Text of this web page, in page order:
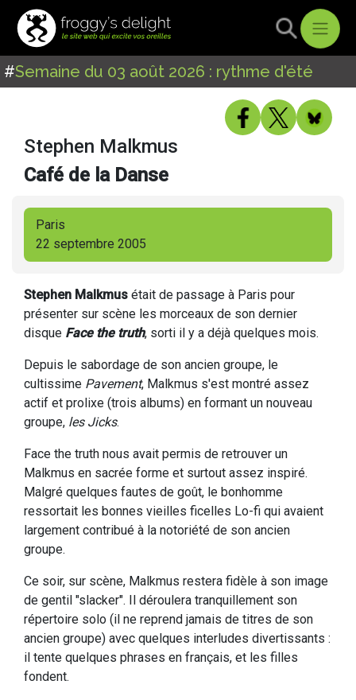
#Semaine du 03 août 2026 : rythme d'été
Stephen Malkmus
Café de la Danse
Paris
22 septembre 2005
Stephen Malkmus était de passage à Paris pour
présenter sur scène les morceaux de son dernier
disque Face the truth, sorti il y a déjà quelques mois.
Depuis le sabordage de son ancien groupe, le
cultissime Pavement, Malkmus s'est montré assez
actif et prolixe (trois albums) en formant un nouveau
groupe, les Jicks.
Face the truth nous avait permis de retrouver un
Malkmus en sacrée forme et surtout assez inspiré.
Malgré quelques fautes de goût, le bonhomme
ressortait les bonnes vieilles ficelles Lo-fi qui avaient
largement contribué à la notoriété de son ancien
groupe.
Ce soir, sur scène, Malkmus restera fidèle à son image
de gentil "slacker". Il déroulera tranquillement son
répertoire solo (il ne reprend jamais de titres de son
ancien groupe) avec quelques interludes divertissants :
il tente quelques phrases en français, et les filles
fondent.